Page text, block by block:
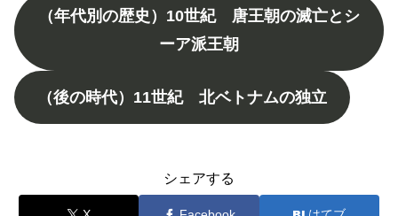
（年代別の歴史）10世紀 唐王朝の滅亡とシ
ーア派王朝
（後の時代）11世紀 北ベトナムの独立
シェアする